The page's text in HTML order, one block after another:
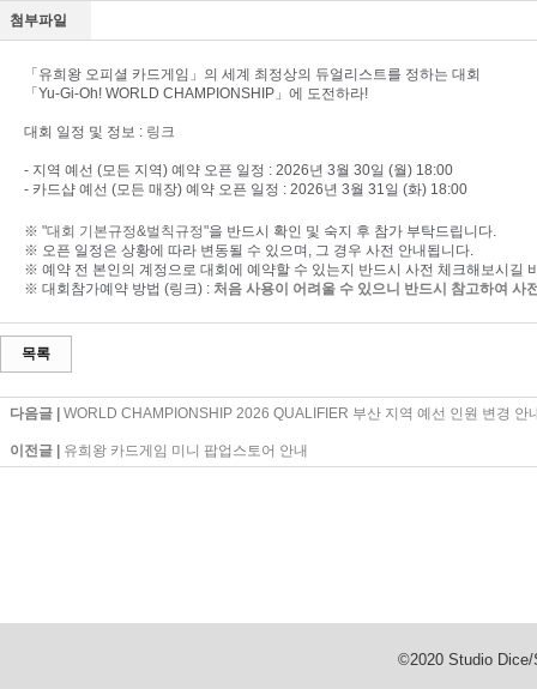
첨부파일
「유희왕 오피셜 카드게임」의 세계 최정상의 듀얼리스트를 정하는 대회
「Yu-Gi-Oh! WORLD CHAMPIONSHIP」에 도전하라!
대회 일정 및 정보 : 링크
- 지역 예선 (모든 지역) 예약 오픈 일정 : 2026년 3월 30일 (월) 18:00
- 카드샵 예선 (모든 매장) 예약 오픈 일정 : 2026년 3월 31일 (화) 18:00
※ "대회 기본규정&벌칙규정"을 반드시 확인 및 숙지 후 참가 부탁드립니다.
※ 오픈 일정은 상황에 따라 변동될 수 있으며, 그 경우 사전 안내됩니다.
※ 예약 전 본인의 계정으로 대회에 예약할 수 있는지 반드시 사전 체크해보시길
※ 대회참가예약 방법 (링크) : 처음 사용이 어려울 수 있으니 반드시 참고하여 사
목록
다음글 | WORLD CHAMPIONSHIP 2026 QUALIFIER 부산 지역 예선 인원 변경 안
이전글 | 유희왕 카드게임 미니 팝업스토어 안내
©2020 Studio